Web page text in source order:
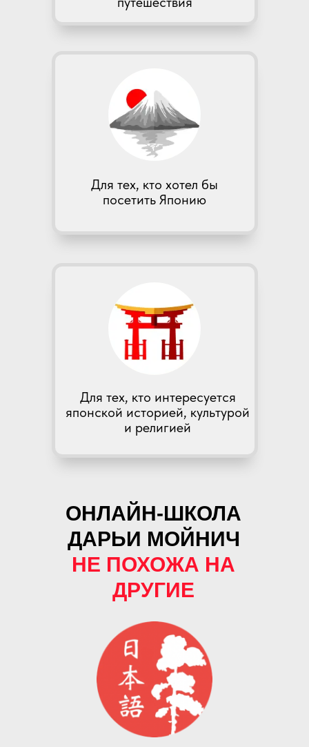
Для тех, кто хотел бы
посетить Японию
Для тех, кто интересуется
японской историей, культурой
и религией
ОНЛАЙН-ШКОЛА
ДАРЬИ МОЙНИЧ
НЕ ПОХОЖА НА
ДРУГИЕ